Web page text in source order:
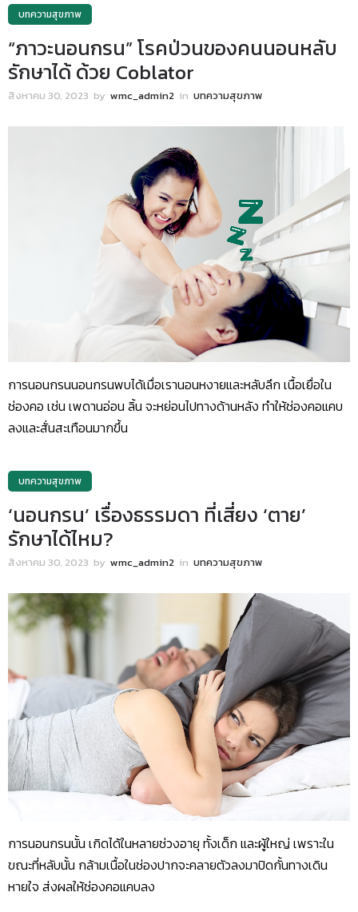
บทความสุขภาพ
“ภาวะนอนกรน” โรคป่วนของคนนอนหลับ
รักษาได้ ด้วย Coblator
สิงหาคม 30, 2023 by wmc_admin2 in บทความสุขภาพ
การนอนกรนนอนกรนพบได้เมื่อเรานอนหงายและหลับลึก เนื้อเยื่อใน
ช่องคอ เช่น เพดานอ่อน ลิ้น จะหย่อนไปทางด้านหลัง ทำให้ช่องคอแคบ
ลงและสั่นสะเทือนมากขึ้น
บทความสุขภาพ
‘นอนกรน’ เรื่องธรรมดา ที่เสี่ยง ‘ตาย’
รักษาได้ไหม?
สิงหาคม 30, 2023 by wmc_admin2 in บทความสุขภาพ
การนอนกรนนั้น เกิดได้ในหลายช่วงอายุ ทั้งเด็ก และผู้ใหญ่ เพราะใน
ขณะที่หลับนั้น กล้ามเนื้อในช่องปากจะคลายตัวลงมาปิดกั้นทางเดิน
หายใจ ส่งผลให้ช่องคอแคบลง